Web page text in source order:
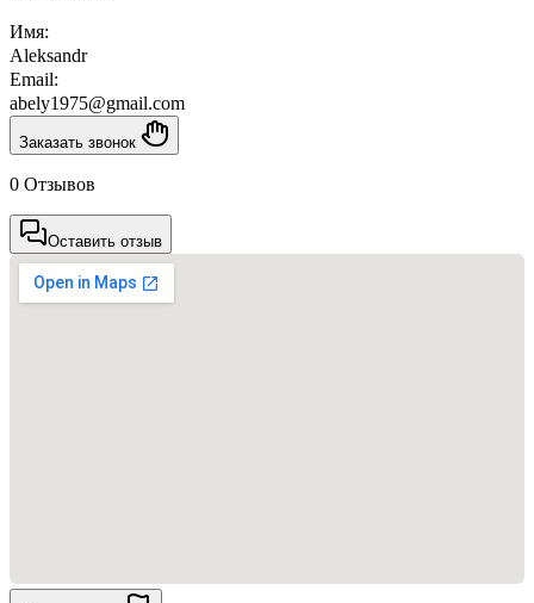
Имя:
Aleksandr
Email:
abely1975@gmail.com
Заказать звонок
0 Отзывов
Оставить отзыв